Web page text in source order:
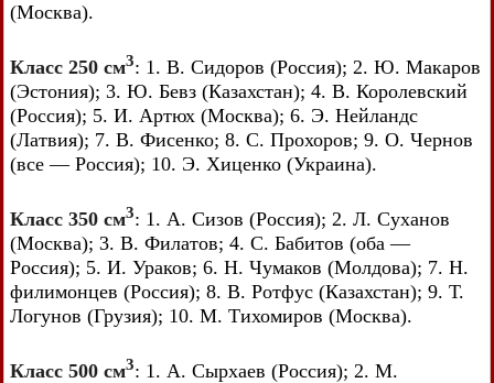
(Москва).
Класс 250 см3: 1. В. Сидоров (Россия); 2. Ю. Макаров
(Эстония); 3. Ю. Бевз (Казахстан); 4. В. Королевский
(Россия); 5. И. Артюх (Москва); 6. Э. Нейландс
(Латвия); 7. В. Фисенко; 8. С. Прохоров; 9. О. Чернов
(все — Россия); 10. Э. Хиценко (Украина).
Класс 350 см3: 1. А. Сизов (Россия); 2. Л. Суханов
(Москва); 3. В. Филатов; 4. С. Бабитов (оба —
Россия); 5. И. Ураков; 6. Н. Чумаков (Молдова); 7. Н.
филимонцев (Россия); 8. В. Ротфус (Казахстан); 9. Т.
Логунов (Грузия); 10. М. Тихомиров (Москва).
Класс 500 см3: 1. А. Сырхаев (Россия); 2. М.